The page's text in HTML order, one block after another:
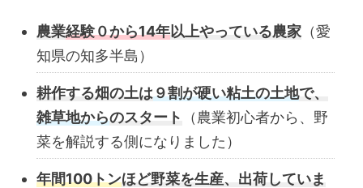
農業経験０から14年以上やっている農家 （愛
知県の知多半島）
耕作する畑の土は９割が硬い粘土の土地で、
雑草地からのスタート
（農業初心者から、野
菜を解説する側になりました）
年間100トンほど野菜を生産、出荷していま